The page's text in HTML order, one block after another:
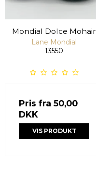
Mondial Dolce Mohair
Lane Mondial
13550
Pris fra 50,00
DKK
VIS PRODUKT